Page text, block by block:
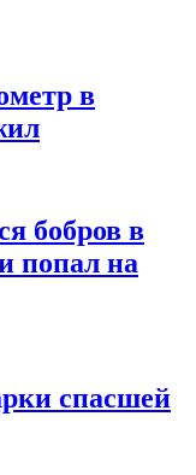
в
бобров в
попал на
спасшей